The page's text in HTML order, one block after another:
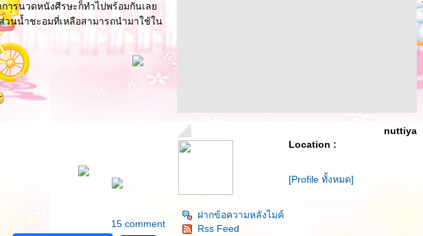
การนวดหนังศีรษะก็ทำไปพร้อมกันเล
วนน้ำชะอมที่เหลือสามารถนำมาใช้ใน
15 comment
nuttiya
Location :
[Profile ทั้งหมด]
ฝากข้อความหลังไมค์
Rss Feed